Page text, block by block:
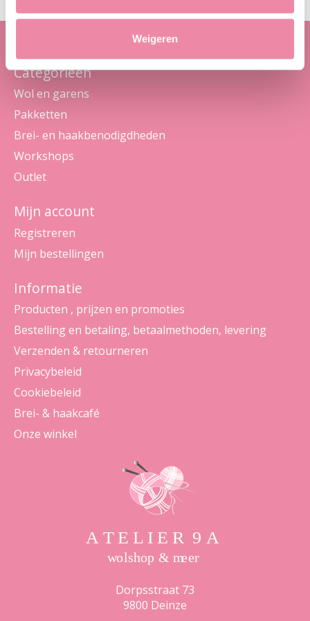
Weigeren
Categorieën
Wol en garens
Pakketten
Brei- en haakbenodigdheden
Workshops
Outlet
Mijn account
Registreren
Mijn bestellingen
Informatie
Producten , prijzen en promoties
Bestelling en betaling, betaalmethoden, levering
Verzenden & retourneren
Privacybeleid
Cookiebeleid
Brei- & haakcafé
Onze winkel
Dorpsstraat 73
9800 Deinze